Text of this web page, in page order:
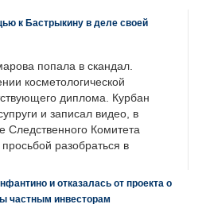
к Бастрыкину в деле своей
попала в скандал.
косметологической
диплома. Курбан
и записал видео, в
Следственного Комитета
разобраться в
и отказалась от проекта о
частным инвесторам